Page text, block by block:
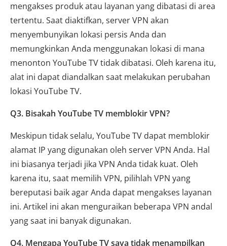
mengakses produk atau layanan yang dibatasi di area
tertentu. Saat diaktifkan, server VPN akan
menyembunyikan lokasi persis Anda dan
memungkinkan Anda menggunakan lokasi di mana
menonton YouTube TV tidak dibatasi. Oleh karena itu,
alat ini dapat diandalkan saat melakukan perubahan
lokasi YouTube TV.
Q3. Bisakah YouTube TV memblokir VPN?
Meskipun tidak selalu, YouTube TV dapat memblokir
alamat IP yang digunakan oleh server VPN Anda. Hal
ini biasanya terjadi jika VPN Anda tidak kuat. Oleh
karena itu, saat memilih VPN, pilihlah VPN yang
bereputasi baik agar Anda dapat mengakses layanan
ini. Artikel ini akan menguraikan beberapa VPN andal
yang saat ini banyak digunakan.
Q4. Mengapa YouTube TV saya tidak menampilkan